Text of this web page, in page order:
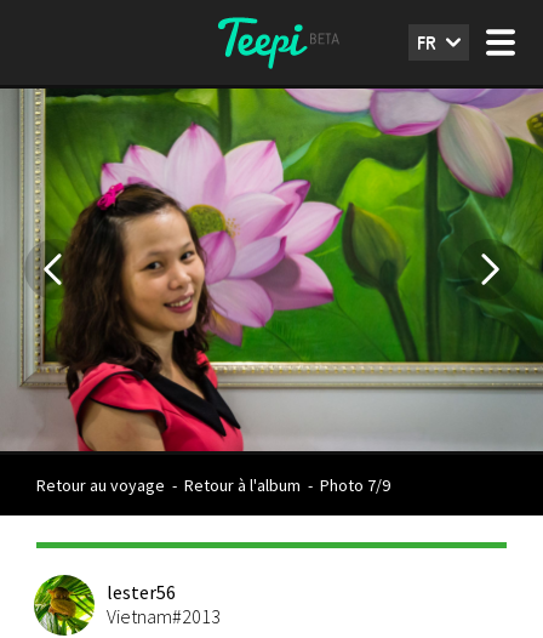
FR
Retour au voyage - Retour à l'album - Photo 7/9
lester56
Vietnam#2013